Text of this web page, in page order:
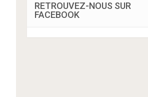
RETROUVEZ-NOUS SUR
FACEBOOK